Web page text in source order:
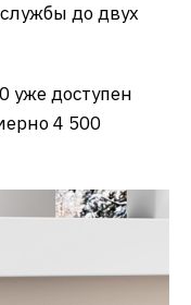
до двух
уже доступен
4 500